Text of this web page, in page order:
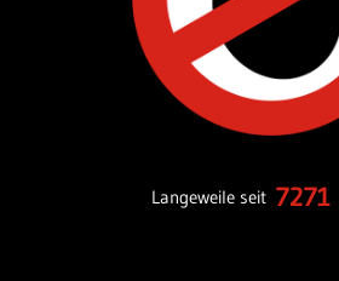
Langeweile seit 7271